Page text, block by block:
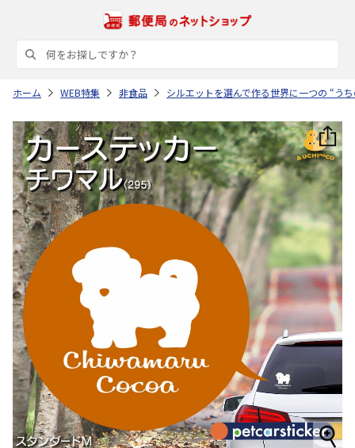
ホーム WEB特集 非食品 シルエットを選んで作る世界に一つの “う